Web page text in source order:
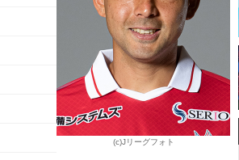
(c)Jリーグフォト